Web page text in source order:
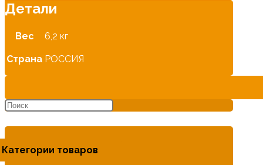
Детали
Вес 6,2 кг
Страна РОССИЯ
Категории товаров